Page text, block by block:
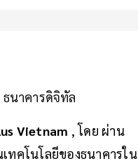
นาคารดิจิทัล
Vietnam , โดย ผ่าน
ทคโนโลยีของธนาคารใน